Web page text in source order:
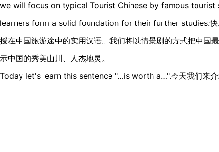
we will focus on typical Tourist Chinese by famous tourist
learners form a solid foundation for their further studies.快
授在中国旅游途中的实用汉语。我们将以情景剧的方式把中国
示中国的秀美山川、人杰地灵。
Today let's learn this sentence "…is worth a…".今天我们来